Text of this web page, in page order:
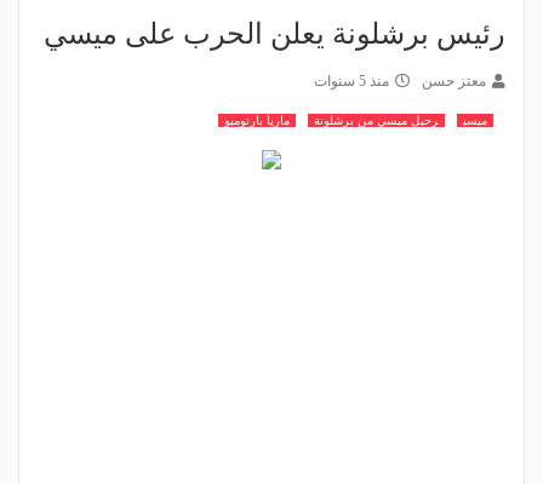
رئيس برشلونة يعلن الحرب على ميسي
معتز حسن منذ 5 سنوات
ميسي رحيل ميسي من برشلونة ماريا بارتوميو